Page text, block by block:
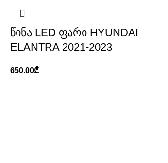
წინა LED ფარი HYUNDAI
ELANTRA 2021-2023
650.00₾